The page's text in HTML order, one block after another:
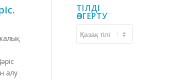
алу
ТІЛДІ
ӨЗГЕРТУ
өзгерту